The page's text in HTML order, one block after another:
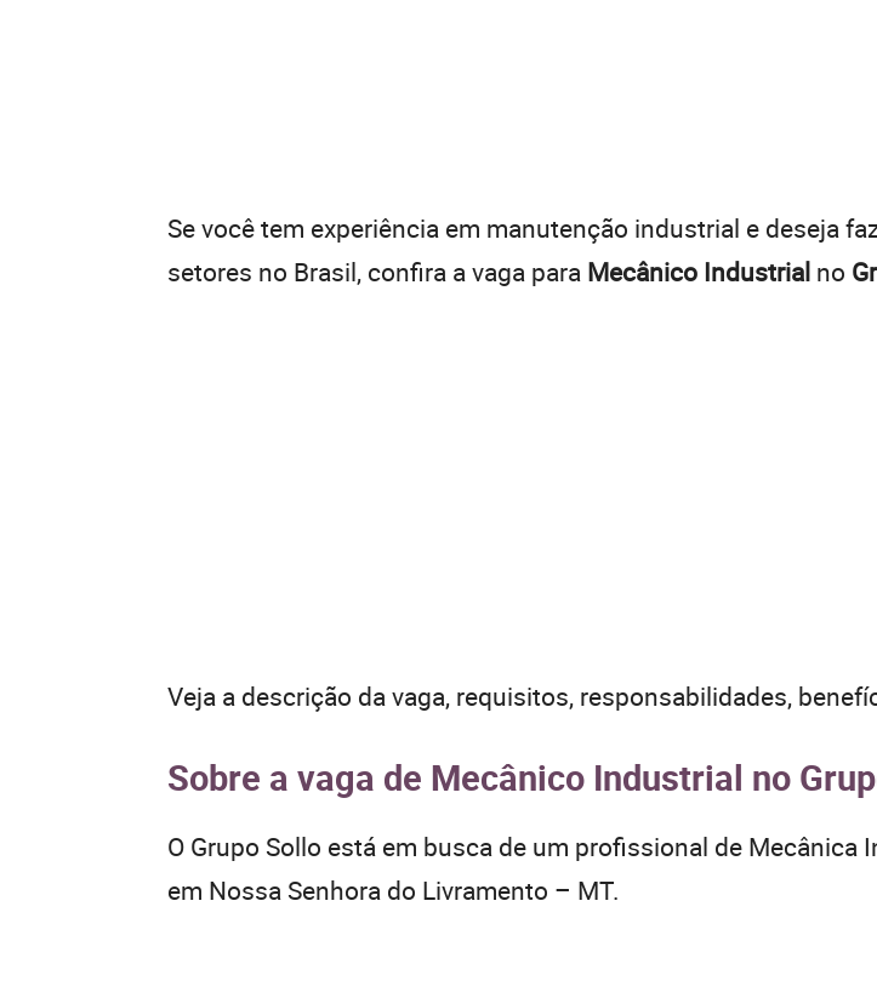
Se você tem experiência em manutenção industrial e deseja
setores no Brasil, confira a vaga para Mecânico Industrial no
Veja a descrição da vaga, requisitos, responsabilidades,
Sobre a vaga de Mecânico Industrial no
O Grupo Sollo está em busca de um profissional de
em Nossa Senhora do Livramento – MT.